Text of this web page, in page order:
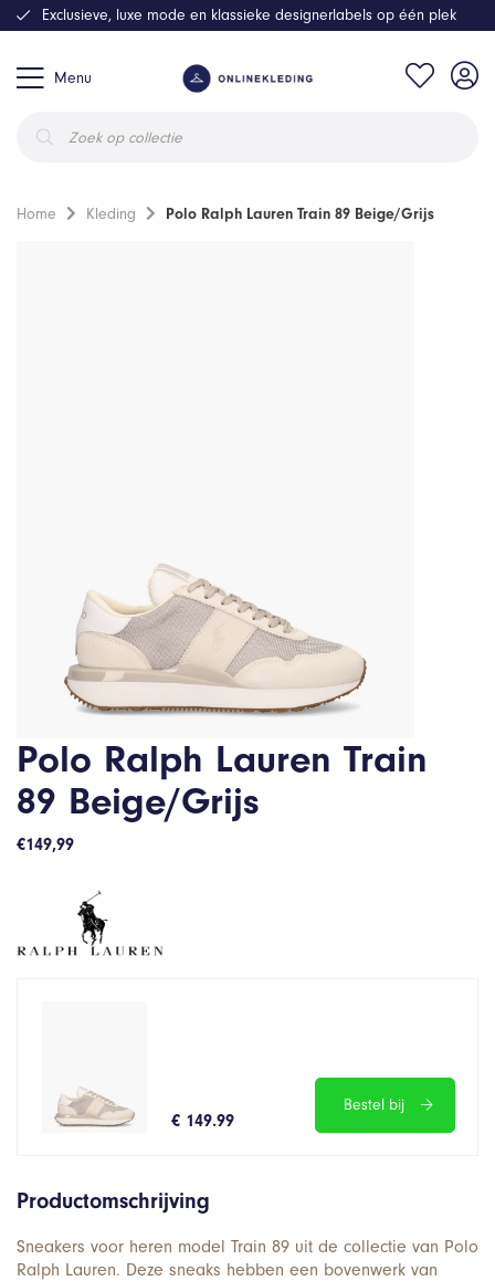
Menu
zoeken
Exclusieve, luxe mode en klassieke designerlabels op één plek
Home Kleding Polo Ralph Lauren Train 89 Beige/Grijs
Polo Ralph Lauren Train
89 Beige/Grijs
€149,99
€ 149.99
Bestel bij
Productomschrijving
Sneakers voor heren model Train 89 uit de collectie van Polo
Ralph Lauren. Deze sneaks hebben een bovenwerk van